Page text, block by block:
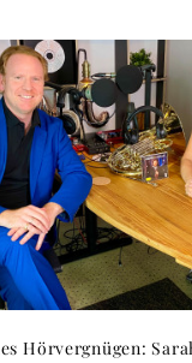
Hörvergnügen: